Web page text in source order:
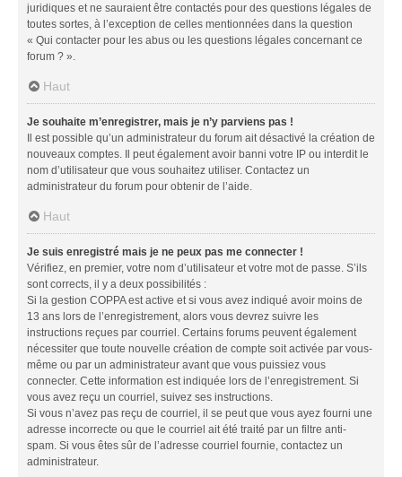
juridiques et ne sauraient être contactés pour des questions légales de
toutes sortes, à l’exception de celles mentionnées dans la question
« Qui contacter pour les abus ou les questions légales concernant ce
forum ? ».
Haut
Je souhaite m’enregistrer, mais je n’y parviens pas !
Il est possible qu’un administrateur du forum ait désactivé la création de
nouveaux comptes. Il peut également avoir banni votre IP ou interdit le
nom d’utilisateur que vous souhaitez utiliser. Contactez un
administrateur du forum pour obtenir de l’aide.
Haut
Je suis enregistré mais je ne peux pas me connecter !
Vérifiez, en premier, votre nom d’utilisateur et votre mot de passe. S’ils
sont corrects, il y a deux possibilités :
Si la gestion COPPA est active et si vous avez indiqué avoir moins de
13 ans lors de l’enregistrement, alors vous devrez suivre les
instructions reçues par courriel. Certains forums peuvent également
nécessiter que toute nouvelle création de compte soit activée par vous-
même ou par un administrateur avant que vous puissiez vous
connecter. Cette information est indiquée lors de l’enregistrement. Si
vous avez reçu un courriel, suivez ses instructions.
Si vous n’avez pas reçu de courriel, il se peut que vous ayez fourni une
adresse incorrecte ou que le courriel ait été traité par un filtre anti-
spam. Si vous êtes sûr de l’adresse courriel fournie, contactez un
administrateur.